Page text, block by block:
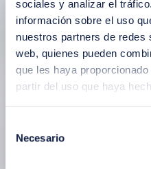
sociales y analizar el
información sobre el uso
nuestros partners de redes
web, quienes pueden
que les haya
partir del uso que haya
Necesario